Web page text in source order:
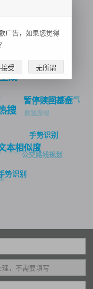
势识别
本相似度
搜
成
卡识别公交路线规划
手势识别
暂停赎回基金
络图片文字识别
析
换
数独游戏
未来3天天气
天气预报
机人设
编码解码
广告，如果您觉得
受 无所谓